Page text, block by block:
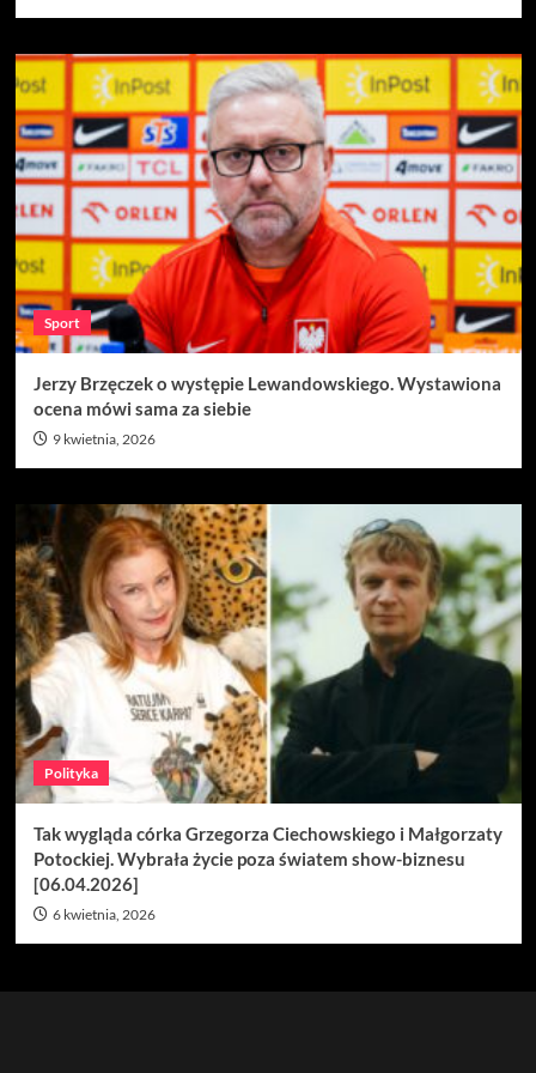
Sport
Jerzy Brzęczek o występie Lewandowskiego. Wystawiona
ocena mówi sama za siebie
9 kwietnia, 2026
Polityka
Tak wygląda córka Grzegorza Ciechowskiego i Małgorzaty
Potockiej. Wybrała życie poza światem show-biznesu
[06.04.2026]
6 kwietnia, 2026